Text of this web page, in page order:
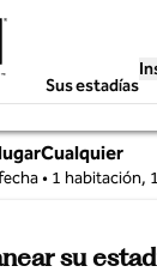
Sus estadías
• 1 habitación,
, Cualquier
su